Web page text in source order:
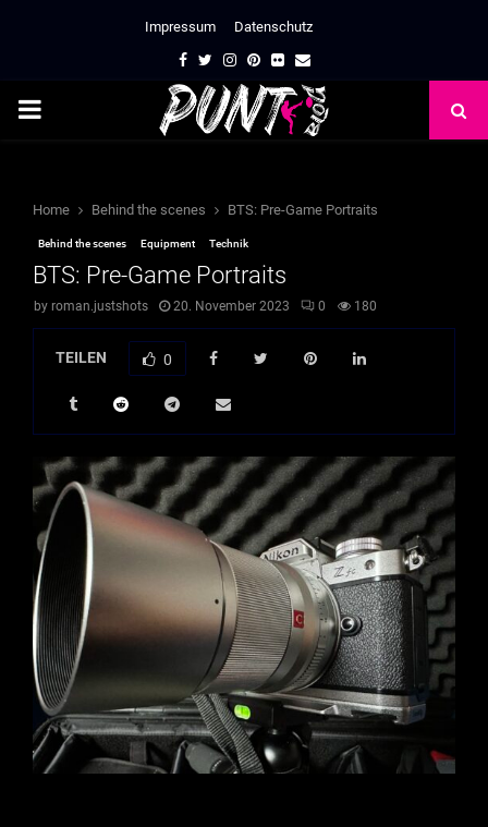
Impressum Datenschutz
Facebook
TwitterInstagram
Pinterest
FlickrEmail
PRIMARY
Home Behind the scenes BTS: Pre-Game Portraits
Behind the scenes Equipment Technik
BTS: Pre-Game Portraits
by roman.justshots 20. November 2023 0 180
TEILEN 0